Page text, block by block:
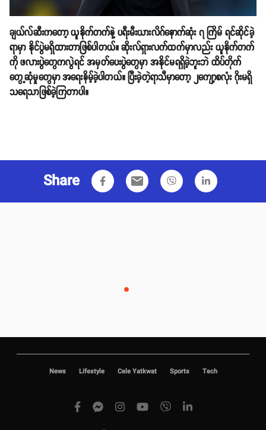
ချယ်လ်ဆီးကတော့ ယူနိုက်တက်နဲ့ ပရီးမီးယားလိဂ်နောက်ဆုံး ၇ ကြိမ် ရင်ဆိုင်ခဲ့
ရာမှာ နိုင်ပွဲမရှိထားတာဖြစ်ပါတယ်။ ဆိုးလ်ရှားလက်ထက်မှာလည်း ယူနိုက်တက်
ကို ဖလားပွဲတွေကလွဲရင် အမှတ်ပေးပွဲတွေမှာ အနိုင်မရရှိခဲ့ဘူးဘဲ ထိပ်တိုက်
တွေ့ဆုံမှုတွေမှာ အရေးနိမ့်ခဲ့ပါတယ်။ ပြီးခဲ့တဲ့ရာသီမှာတော့ ၂ကျော့စလုံး ဂိုးမရှိ
သရေသာဖြစ်ခဲ့ကြတာပါ။
Share email
News Lifestyle Cele Yatkwat Sports Tech